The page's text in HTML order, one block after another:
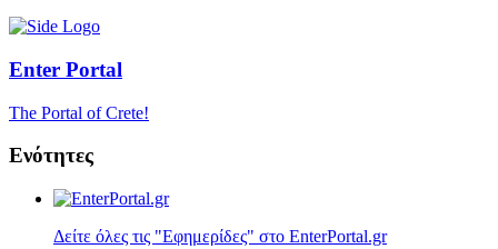
Enter Portal
The Portal of Crete!
Ενότητες
Δείτε όλες τις "Εφημερίδες" στο EnterPortal.gr